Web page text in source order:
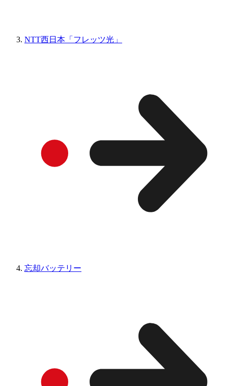
NTT西日本「フレッツ光」
忘却バッテリー